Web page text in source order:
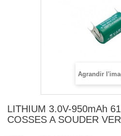
Agrandir
LITHIUM 3.0V-950mAh
COSSES A SOUDER